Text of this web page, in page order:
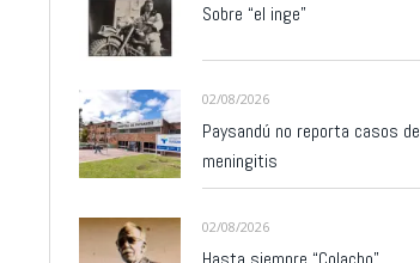
Sobre “el inge”
02/08/2026
Paysandú no reporta casos de
meningitis
02/08/2026